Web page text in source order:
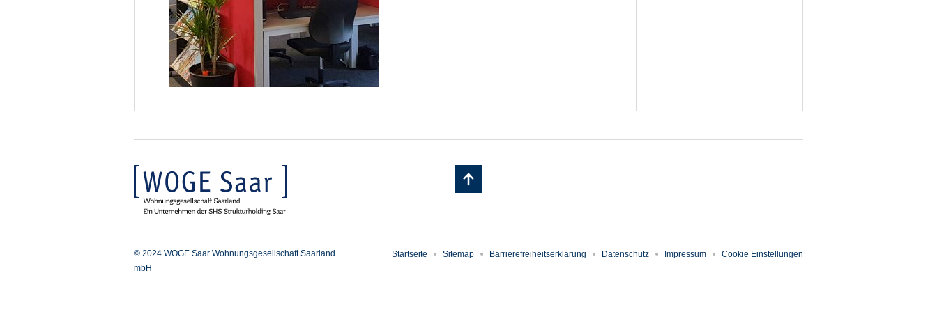
© 2024 WOGE Saar Wohnungsgesellschaft Saarland
mbH
Startseite Sitemap Barrierefreiheitserklärung Datenschutz Impressum Cookie Einstellungen